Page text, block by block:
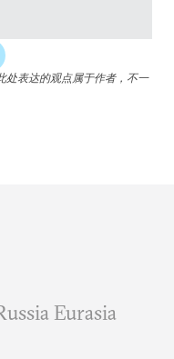
处表达的观点属于作者，不一
Eurasia